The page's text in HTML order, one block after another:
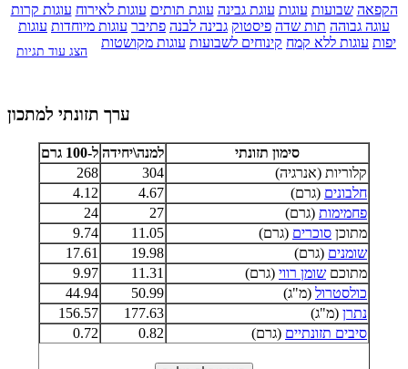
הקפאה שבועות עוגות עוגת גבינה עוגת תותים עוגות לאירוח עוגות קרות
עוגה גבוהה תות שדה פיסטוק גבינה לבנה פתיבר עוגות מיוחדות עוגות
יפות עוגות ללא קמח קינוחים לשבועות עוגות מקושטות
הצג עוד תגיות
ערך תזונתי למתכון
סימון תזונתי למנה\יחידה ל-100 גרם
קלוריות (אנרגיה)
304
268
חלבונים (גרם) 4.67
4.12
פחמימות (גרם) 27
24
מתוכן סוכרים (גרם) 11.05
9.74
שומנים (גרם) 19.98
17.61
מתוכם שומן רווי (גרם) 11.31
9.97
כולסטרול (מ"ג) 50.99
44.94
נתרן (מ"ג) 177.63
156.57
סיבים תזונתיים (גרם) 0.82
0.72